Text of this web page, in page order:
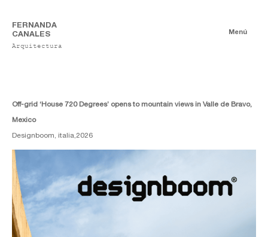
FERNANDA
CANALES
Arquitectura
Menú
Off-grid ‘House 720 Degrees’ opens to mountain views in Valle de Bravo,
Mexico
Designboom, italia,2026